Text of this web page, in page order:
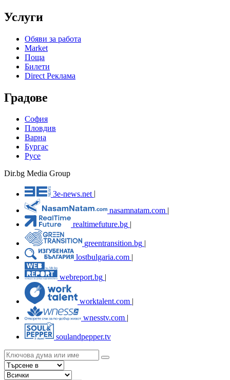
Услуги
Обяви за работа
Market
Поща
Билети
Direct Реклама
Градове
София
Пловдив
Варна
Бургас
Русе
Dir.bg Media Group
3e-news.net
nasamnatam.com |
realtimefuture.bg |
greentransition.bg |
lostbulgaria.com |
webreport.bg
worktalent.com |
wnesstv.com |
soulandpepper.tv